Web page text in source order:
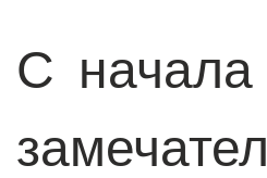
С начала